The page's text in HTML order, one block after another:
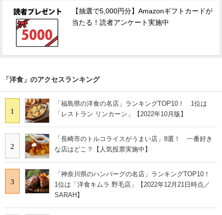
【抽選で5,000円分】Amazonギフトカードが
当たる！読者アンケート実施中
「洋食」のアクセスランキング
1
「福島県の洋食の名店」ランキングTOP10！ 1位は
「レストラン リンカーン」【2022年10月版】
2
「長崎市のトルコライスがうまい店」8選！ 一番好き
な店はどこ？【人気投票実施中】
3
「神奈川県のハンバーグの名店」ランキングTOP10！
1位は「洋食キムラ 野毛店」【2022年12月21日時点／
SARAH】